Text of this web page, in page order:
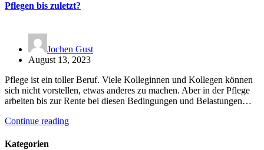
Pflegen bis zuletzt?
Jochen Gust
August 13, 2023
Pflege ist ein toller Beruf. Viele Kolleginnen und Kollegen können
sich nicht vorstellen, etwas anderes zu machen. Aber in der Pflege
arbeiten bis zur Rente bei diesen Bedingungen und Belastungen…
Continue reading
Kategorien